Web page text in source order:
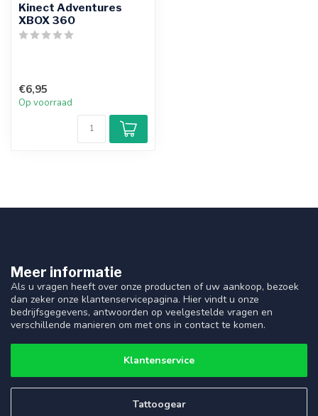
Kinect Adventures
XBOX 360
€6,95
Op voorraad
Meer informatie
Als u vragen heeft over onze producten of uw aankoop, bezoek
dan zeker onze klantenservicepagina. Hier vindt u onze
bedrijfsgegevens, antwoorden op veelgestelde vragen en
verschillende manieren om met ons in contact te komen.
Klantenservice
Tattoogear